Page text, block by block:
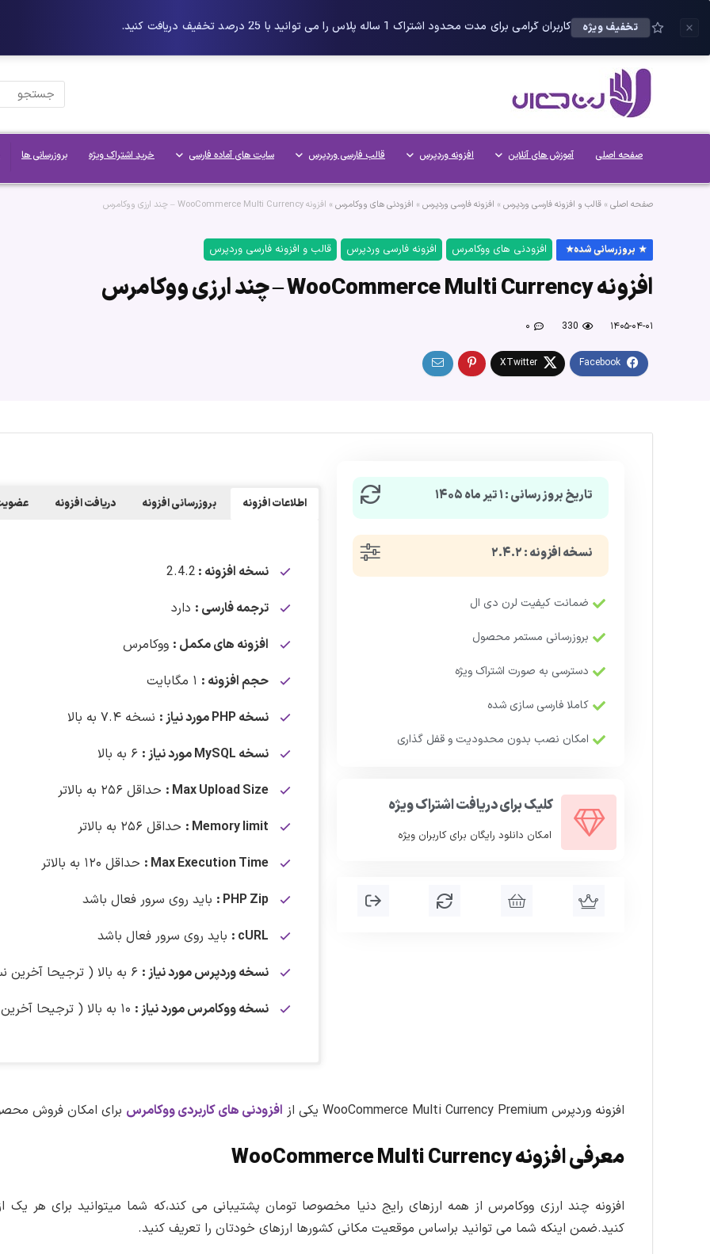
تخفیف ویژه کاربران گرامی برای مدت محدود اشتراک 1 ساله پلاس را می توانید با 25 درصد تخفیف دریافت کنید.
صفحه اصلی آموزش های آنلاین افزونه وردپرس قالب فارسی وردپرس سایت های آماده فارسی خرید اشتراک ویژه بروزرسانی ها
صفحه اصلی » قالب و افزونه فارسی وردپرس » افزونه فارسی وردپرس » افزودنی های ووکامرس » افزونه WooCommerce Multi Currency – چند ارزی ووکامرس
بروزرسانی شده افزودنی های ووکامرس افزونه فارسی وردپرس قالب و افزونه فارسی وردپرس
افزونه WooCommerce Multi Currency – چند ارزی ووکامرس
۱۴۰۵-۰۴-۰۱ 330 ۰
تاریخ بروزرسانی : ۱ تیر ماه ۱۴۰۵
نسخه افزونه : ۲.۴.۲
ضمانت کیفیت لرن دی ال
بروزرسانی مستمر محصول
دسترسی به صورت اشتراک ویژه
کاملا فارسی سازی شده
امکان نصب بدون محدودیت و قفل گذاری
کلیک برای دریافت اشتراک ویژه
امکان دانلود رایگان برای کاربران ویژه
اطلاعات افزونه بروزرسانی افزونه دریافت افزونه
نسخه افزونه : 2.4.2
ترجمه فارسی : دارد
افزونه های مکمل : ووکامرس
حجم افزونه :
نسخه PHP مورد نیاز :
نسخه ۷.۴ به بالا
نسخه MySQL مورد نیاز :
Max Upload Size :
حداقل ۲۵۶ به بالاتر
Memory limit :
حداقل ۲۵۶ به بالاتر
Max Execution Time :
حداقل ۱۲۰ به بالاتر
PHP Zip :
باید روی سرور فعال باشد
cURL :
باید روی سرور فعال باشد
نسخه وردپرس مورد نیاز :
نسخه ووکامرس مورد نیاز :
بروزرسانی زبان فارسی توسط لرن دی ال
پس از پرداخت حق اشتراک به همه قالب،افزونه ها
دسترسی خواهید داشت.
گیرد.
پس از دریافت این افزونه روی سیستم شخصی خودتان
درون پوشه ایجاد شده به پوشه Plugin مراجعه کنید و فایل اصلی را روی سایت خودتان نصب کنید.
نکته :
این محصولات توسط لرن دی ال از استورهای
تغییرات برای بهبود در زبان فارسی (راستچین) هستند
سازی یا ترجمه محصول نباشند باید توسط طراح اصلی
افزونه وردپرس WooCommerce Multi Currency Premium یکی از افزودنی های کاربردی ووکامرس برای امکان فروش
معرفی افزونه WooCommerce Multi Currency
افزونه چند ارزی ووکامرس از همه ارزهای رایج دنیا مخصوصا تومان پشتیبانی می کند،که شما میتوانید برای هر
کنید.ضمن اینکه شما می توانید براساس موقعیت مکانی کشورها ارزهای خودتان را تعریف کنید.